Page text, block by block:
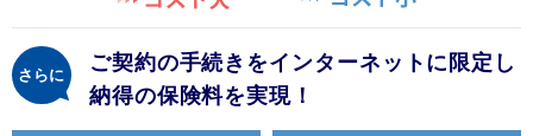
【一般の保険会社】中間コストの増加…コス
ト大
【Zurich】お客さまとダイレクト…コスト大
さらに
ご契約の手続きをインターネットに限定し
納得の保険料を実現！